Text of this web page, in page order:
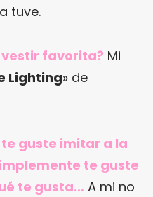
tuve.
vestir favorita? Mi
Lighting» de
guste imitar a la
te guste
te gusta… A mi no